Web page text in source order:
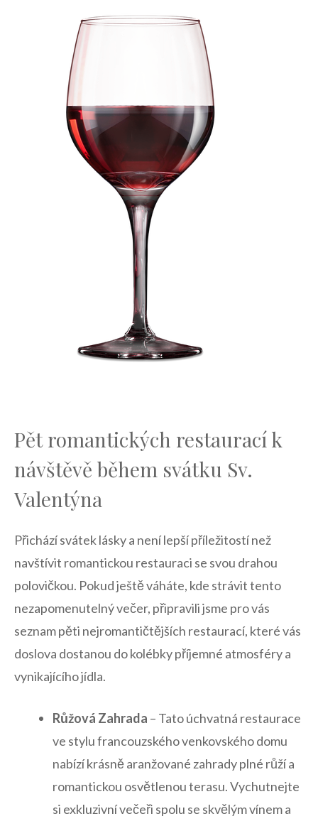
Pět ‍romantických ⁢restaurací⁣ k
návštěvě během⁣ svátku Sv.
Valentýna
Přichází svátek lásky a není lepší příležitostí než
navštívit romantickou ‌restauraci se ⁤svou drahou‌
polovičkou. Pokud ‍ještě‌ váháte, ‌kde⁤ strávit tento​
nezapomenutelný večer, připravili⁣ jsme pro⁤ vás
seznam pěti‌ nejromantičtějších restaurací, které ​vás
doslova dostanou do kolébky příjemné atmosféry a
vynikajícího jídla.
Růžová Zahrada – ⁣Tato úchvatná restaurace
ve stylu francouzského venkovského domu
nabízí krásně aranžované zahrady plné růží a
romantickou‍ osvětlenou terasu. Vychutnejte
si exkluzivní večeři spolu se ‌skvělým vínem a